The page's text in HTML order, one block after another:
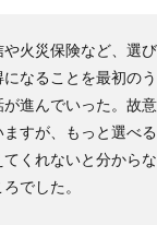
や火災保険など、選
になることを最初の
が進んでいった。故
ますが、もっと選べ
てくれないと分から
でした。